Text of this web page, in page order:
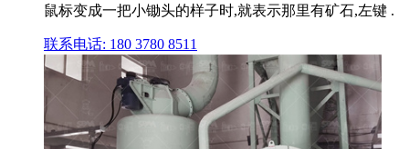
鼠标变成一把小锄头的样子时,就表示那里有矿石,左键 .
联系电话: 180 3780 8511